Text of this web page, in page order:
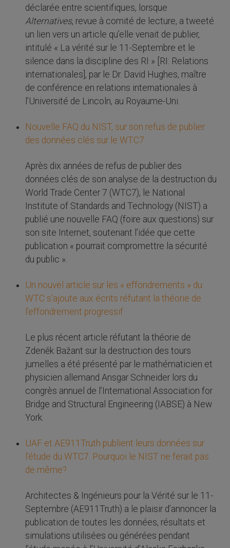
déclarée entre scientifiques, lorsque
Alternatives, revue à comité de lecture, a tweeté
un lien vers un article qu’elle venait de publier,
intitulé « La vérité sur le 11-Septembre et le
silence dans la discipline des RI » [RI: Relations
internationales], par le Dr. David Hughes, maître
de conférence en relations internationales à
l’Université de Lincoln, au Royaume-Uni.
Nouvelle FAQ du NIST, sur son refus de publier
des données clés sur le WTC7
Après dix années de refus de publier des
données clés de son analyse de la destruction du
World Trade Center 7 (WTC7), le National
Institute of Standards and Technology (NIST) a
publié une nouvelle FAQ (foire aux questions) sur
son site Internet, soutenant l’idée que cette
publication « pourrait compromettre la sécurité
du public ».
Un nouvel article sur les « effondrements » du
WTC s’ajoute aux écrits réfutant la théorie de
l’effondrement progressif
Le plus récent article réfutant la théorie de
Zdeněk Bažant sur la destruction des tours
jumelles a été présenté par le mathématicien et
physicien allemand Ansgar Schneider lors du
congrès annuel de l’International Association for
Bridge and Structural Engineering (IABSE) à New
York.
UAF et AE911Truth publient leurs données sur
l’étude du WTC7. Pourquoi le NIST ne ferait pas
de même?
Architectes & Ingénieurs pour la Vérité sur le 11-
Septembre (AE911Truth) a le plaisir d’annoncer la
publication de toutes les données, résultats et
simulations utilisées ou générées pendant